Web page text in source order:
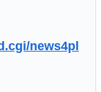
news4pl